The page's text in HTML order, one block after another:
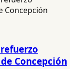
Concepción